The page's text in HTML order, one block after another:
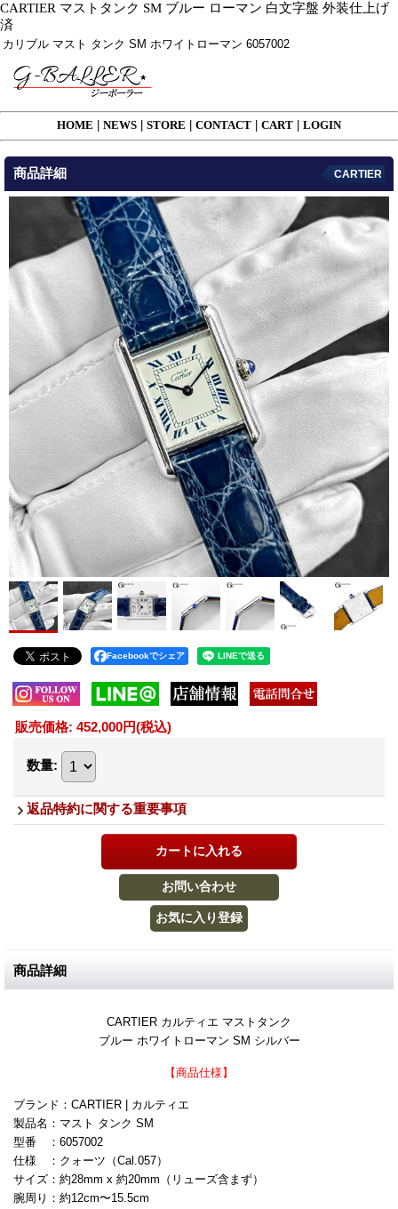
CARTIER マストタンク SM ブルー ローマン 白文字盤 外装仕上げ
済
カリブル マスト タンク SM ホワイトローマン 6057002
HOME NEWS STORE CONTACT CART LOGIN
商品詳細 CARTIER
Facebookでシェア
販売価格: 452,000円(税込)
数量:
返品特約に関する重要事項
商品詳細
CARTIER カルティエ マストタンク
ブルー ホワイトローマン SM シルバー
【商品仕様】
ブランド：CARTIER | カルティエ
製品名：マスト タンク SM
型番 ：6057002
仕様 ：クォーツ（Cal.057）
サイズ：約28mm x 約20mm（リューズ含まず）
腕周り：約12cm〜15.5cm